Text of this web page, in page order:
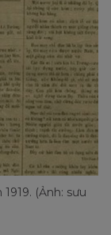
(Ảnh: sưu